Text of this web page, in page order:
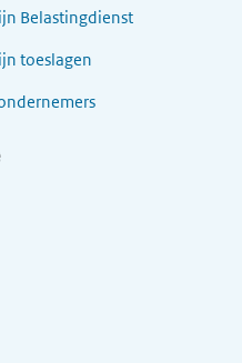
Belastingdienst
toeslagen